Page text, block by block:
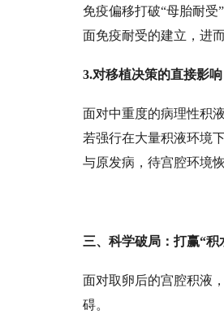
免疫偏移打破“母胎耐受
面免疫耐受的建立，进
3.对移植决策的直接影响
面对中重度的病理性积
若强行在大量积液环境
与原发病，待宫腔环境
三、科学破局：打赢“积
面对取卵后的宫腔积液
碍。